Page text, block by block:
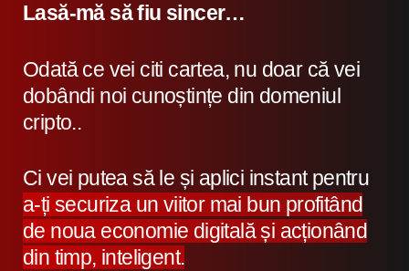
Lasă-mă să fiu sincer…
Odată ce vei citi cartea, nu doar că vei
dobândi noi cunoștințe din domeniul
cripto..
Ci vei putea să le și aplici instant pentru
a-ți securiza un viitor mai bun profitând
de noua economie digitală și acționând
din timp, inteligent.